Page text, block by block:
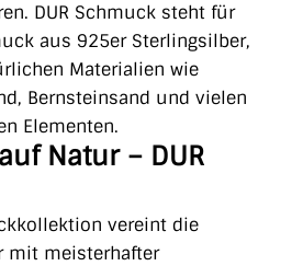
DUR Schmuck steht für
aus 925er Sterlingsilber,
Materialien wie
Bernsteinsand und vielen
Elementen.
Natur – DUR
vereint die
mit meisterhafter